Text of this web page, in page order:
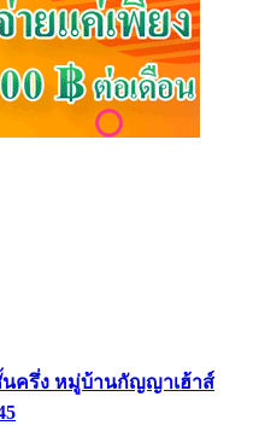
ครึ่ง หมู่บ้านกัญญาเฮ้าส์